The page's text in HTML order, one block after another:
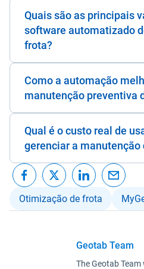
Quais são as principais
software automatizado
frota?
Como a automação
manutenção preventiva
Qual é o custo real de
gerenciar a manutenção
Otimização de frota
Geotab Team
The Geotab